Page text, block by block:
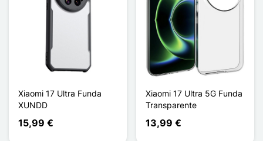
Xiaomi 17 Ultra Funda
XUNDD
15,99 €
Xiaomi 17 Ultra 5G Funda
Transparente
13,99 €